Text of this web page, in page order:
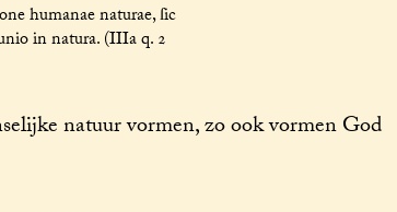
humanae naturae, ſic
in natura. (IIIa q. 2
natuur vormen, zo ook vormen God